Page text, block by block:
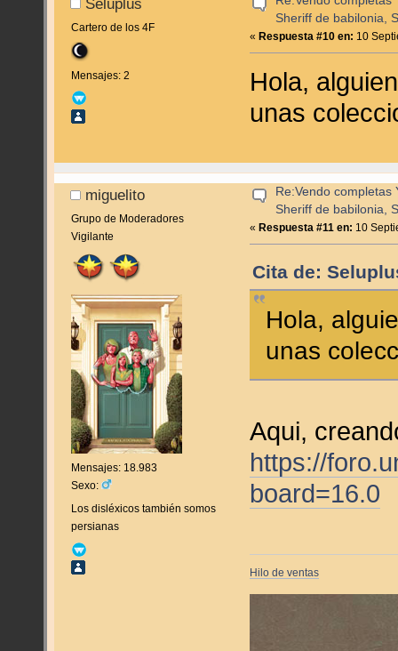
Seluplus
Cartero de los 4F
Mensajes: 2
Sheriff de babilonia,
«Respuesta #10 en: 10
Hola,
unas
miguelito
Grupo de Moderadores
Vigilante
Mensajes: 18.983
Sexo:
Los disléxicos también somos
persianas
Re:Vendo completas
Sheriff de babilonia,
« Respuesta #11 en: 10
Cita de:
Hola,
unas
Aqui,
https://
board=16.0
Hilo de ventas